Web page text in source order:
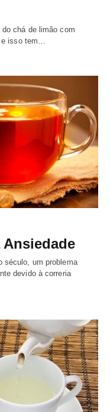
chá de limão com
isso tem…
Ansiedade
século, um problema
devido à correria